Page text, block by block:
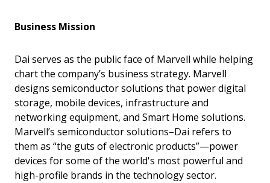
Business Mission
Dai serves as the public face of Marvell while helping
chart the company’s business strategy. Marvell
designs semiconductor solutions that power digital
storage, mobile devices, infrastructure and
networking equipment, and Smart Home solutions.
Marvell’s semiconductor solutions–Dai refers to
them as “the guts of electronic products”—power
devices for some of the world's most powerful and
high-profile brands in the technology sector.